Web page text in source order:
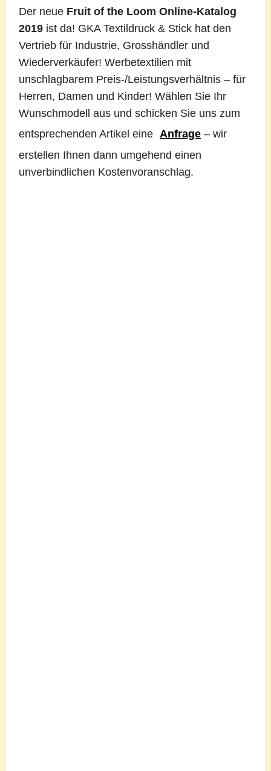
Der neue Fruit of the Loom Online-Katalog
2019ist da! GKA Textildruck & Stick hat den
Vertrieb für Industrie, Grosshändler und
Wiederverkäufer! Werbetextilien mit
unschlagbarem Preis-/Leistungsverhältnis – für
Herren, Damen und Kinder! Wählen Sie Ihr
Wunschmodell aus und schicken Sie uns zum
entsprechenden Artikel eine Anfrage – wir
erstellen Ihnen dann umgehend einen
unverbindlichen Kostenvoranschlag.